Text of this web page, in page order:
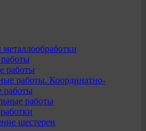
работы
работы. Координатно-
работы
работы
шестерен